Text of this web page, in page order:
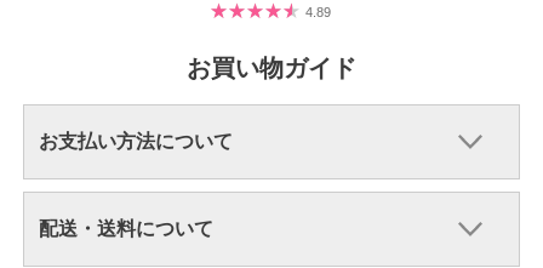
4.89
お買い物ガイド
お支払い方法について
配送・送料について